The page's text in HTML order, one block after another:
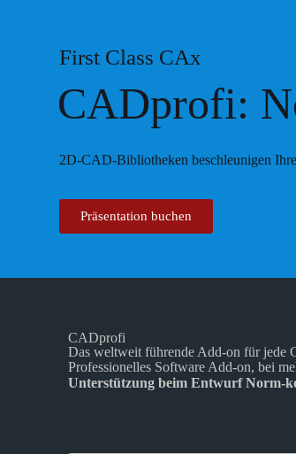
First Class CAx
CADprofi:
2D-CAD-Bibliotheken beschleunigen
Präsentation buchen
CADprofi
Das weltweit führende Add-on für
Professionelles Software Add-on, bei
Unterstützung beim Entwurf Norm-